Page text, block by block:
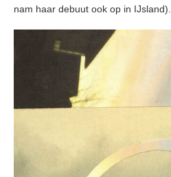
nam haar debuut ook op in IJsland).